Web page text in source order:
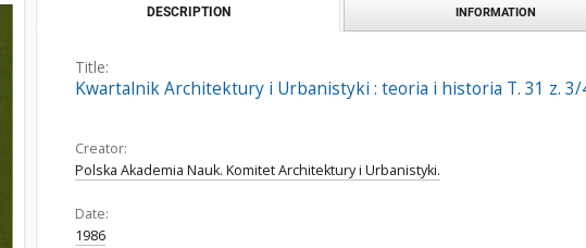
DESCRIPTION INFORMATION
Title:
Kwartalnik Architektury i Urbanistyki : teoria i historia T. 31 z. 3/
Creator:
Polska Akademia Nauk. Komitet Architektury i Urbanistyki.
Date:
1986